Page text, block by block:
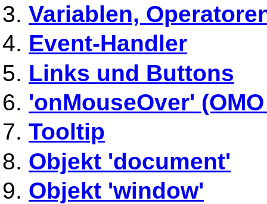
Variablen,
Event-Handler
Links und Buttons
'onMouseOver'
Tooltip
Objekt 'document'
Objekt 'window'